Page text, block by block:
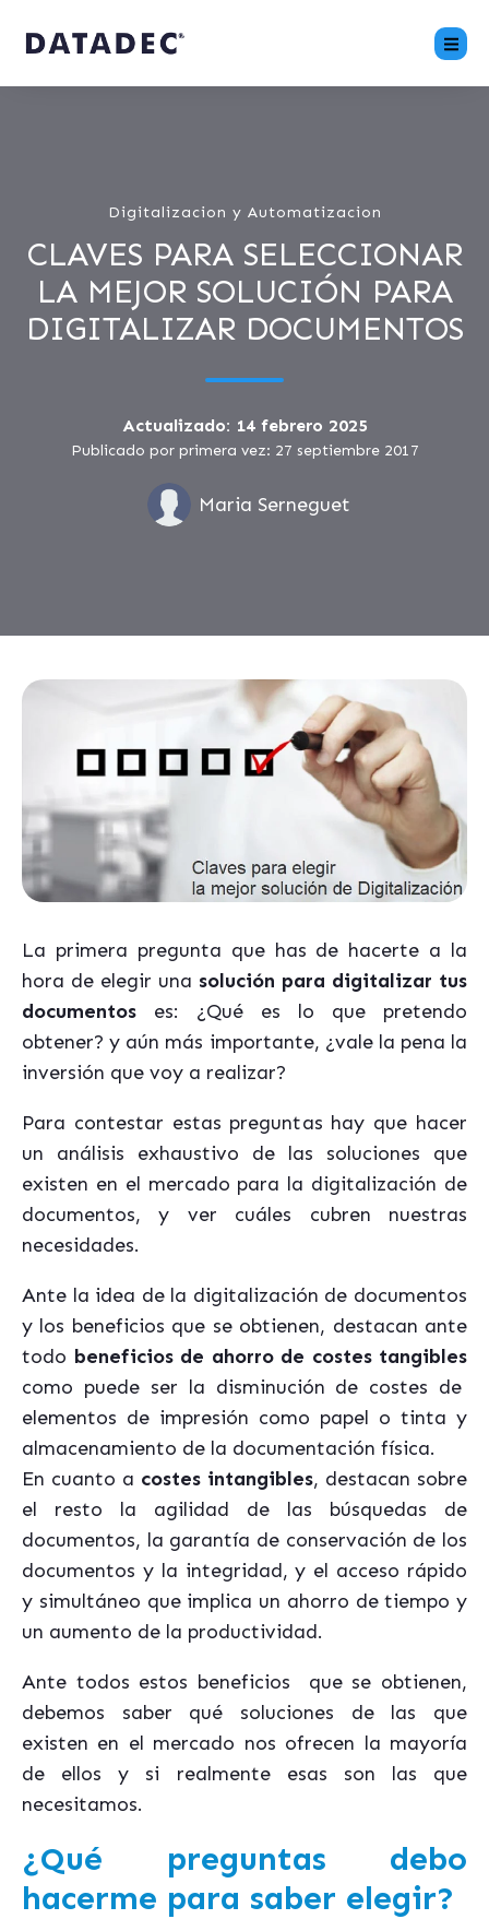
Digitalizacion y Automatizacion
CLAVES PARA SELECCIONAR
LA MEJOR SOLUCIÓN PARA
DIGITALIZAR DOCUMENTOS
Actualizado: 14 febrero 2025
Publicado por primera vez: 27 septiembre 2017
Maria Serneguet
La primera pregunta que has de hacerte a la
hora de elegir una solución para digitalizar tus
documentos es: ¿Qué es lo que pretendo
obtener? y aún más importante, ¿vale la pena la
inversión que voy a realizar?
Para contestar estas preguntas hay que hacer
un análisis exhaustivo de las soluciones que
existen en el mercado para la digitalización de
documentos, y ver cuáles cubren nuestras
necesidades.
Ante la idea de la digitalización de documentos
y los beneficios que se obtienen, destacan ante
todo beneficios de ahorro de costes tangibles
como puede ser la disminución de costes de
elementos de impresión como papel o tinta y
almacenamiento de la documentación física.
En cuanto a costes intangibles, destacan sobre
el resto la agilidad de las búsquedas de
documentos, la garantía de conservación de los
documentos y la integridad, y el acceso rápido
y simultáneo que implica un ahorro de tiempo y
un aumento de la productividad.
Ante todos estos beneficios que se obtienen,
debemos saber qué soluciones de las que
existen en el mercado nos ofrecen la mayoría
de ellos y si realmente esas son las que
necesitamos.
¿Qué preguntas debo
hacerme para saber elegir?